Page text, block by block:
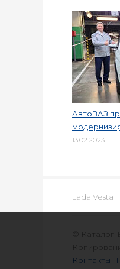
АвтоВАЗ
13.02.2023
Lada Vesta
©
Контакты